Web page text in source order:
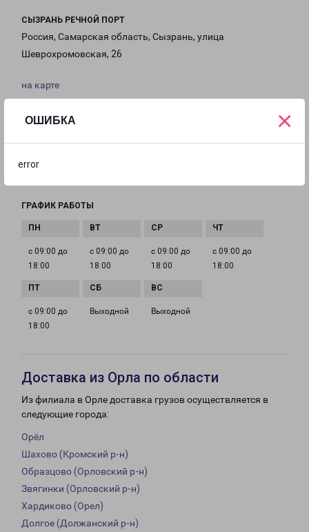
ОШИБКА
error
×
СЫЗРАНЬ РЕЧНОЙ ПОРТ
Россия, Самарская область, Сызрань, улица
Шеврохромовская, 26
на карте
ТЕЛЕФОН
EMAIL
ГРАФИК РАБОТЫ
с 09:00 до
18:00
с 09:00 до
18:00
с 09:00 до
18:00
с 09:00 до
18:00
с 09:00 до
18:00
Выходной Выходной
Доставка из Орла по области
Из филиала в Орле доставка грузов осуществляется в
следующие города:
Орёл
Шахово (Кромский р-н)
Образцово (Орловский р-н)
Звягинки (Орловский р-н)
Хардиково (Орел)
Долгое (Должанский р-н)